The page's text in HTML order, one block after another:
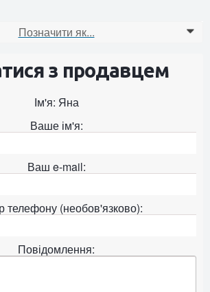
Позначити як... 0
з продавцем
Ім'я: Яна
Ваше ім'я:
Ваш e-mail:
телефону (необов'язково):
Повідомлення: